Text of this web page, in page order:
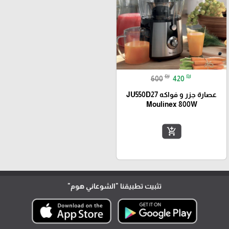
600 ₪ 420 ₪
عصارة جزر و فواكه JU550D27
Moulinex 800W
add_shopping_cart
تثبيت تطبيقنا "الشوعاني هوم"